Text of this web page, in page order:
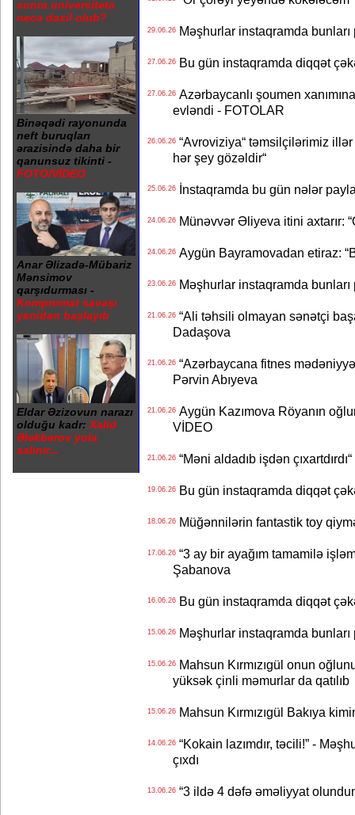
sonra universitetə
necə daxil olub?
Binəqədi rayonunda
neft buruqları
ərazisində daha bir
qanunsuz tikinti -
FOTO/VİDEO
Anar Əlizadə-Mübariz
Mənsimov
qarşıdurması -
Kompromat savaşı
yenidən başlayıb
Eldar Əzizovun narazı
olduğu kadr: Xalid
Ələkbərov yola
salınır...
29.06.26Məşhurlar instaqramda bunları
27.06.26Bu gün instaqramda diqqət
27.06.26Azərbaycanlı şoumen
evləndi - FOTOLAR
26.06.26“Avroviziya“ təmsilçilərimiz illər
hər şey gözəldir“
25.06.26İnstaqramda bu gün nələr
24.06.26Münəvvər Əliyeva itini axtarır:
24.06.26Aygün Bayramovadan etiraz:
23.06.26Məşhurlar instaqramda bunları
21.06.26“Ali təhsili olmayan sənətçi
Dadaşova
21.06.26“Azərbaycana fitnes
Pərvin Abıyeva
21.06.26Aygün Kazımova Röyanın
VİDEO
21.06.26“Məni aldadıb işdən
19.06.26Bu gün instaqramda diqqət
18.06.26Müğənnilərin fantastik toy
17.06.26“3 ay bir ayağım tamamilə
Şabanova
16.06.26Bu gün instaqramda diqqət
15.06.26Məşhurlar instaqramda bunları
15.06.26Mahsun Kırmızıgül onun
yüksək çinli məmurlar da qatılıb
15.06.26Mahsun Kırmızıgül Bakıya
14.06.26“Kokain lazımdır, təcili!” -
çıxdı
13.06.26“3 ildə 4 dəfə əməliyyat